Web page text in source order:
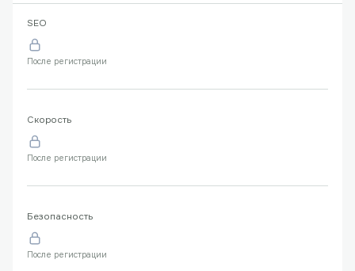
SEO
После регистрации
Скорость
После регистрации
Безопасность
После регистрации